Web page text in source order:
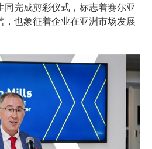
同完成剪彩仪式，标志着赛尔亚
，也象征着企业在亚洲市场发展